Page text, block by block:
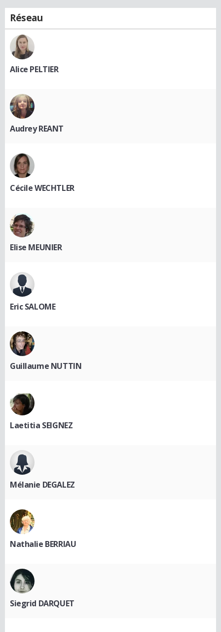
Réseau
Alice PELTIER
Audrey REANT
Cécile WECHTLER
Elise MEUNIER
Eric SALOME
Guillaume NUTTIN
Laetitia SEIGNEZ
Mélanie DEGALEZ
Nathalie BERRIAU
Siegrid DARQUET